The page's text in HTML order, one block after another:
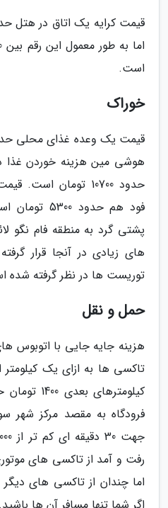
است.
خوراک
هوشی مین هزینه خوردن غذا
حدود 10700 تومان
فود هم حدود
پشتی گرد به منطقه فام نگو
های زیادی در آنجا قرار
توریست ها در نظر گرفته شده
حمل و نقل
فرودگاه به مقصد مرکز شهر
رفت و آمد از تاکسی های
اما چندان از تاکسی های